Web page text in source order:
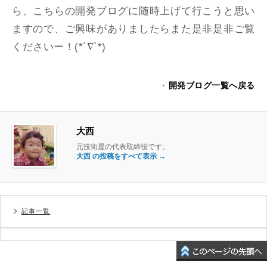
ら、こちらの開発ブログに随時上げて行こうと思い
ますので、ご興味がありましたらまた是非是非ご覧
くださいー！(*´∇`*)
開発ブログ一覧へ戻る
大西
元技術屋の代表取締役です。
大西 の投稿をすべて表示 →
記事一覧